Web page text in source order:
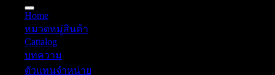
Home
หมวดหมู่สินค้า
Cattalog
บทความ
ตัวแทนจำหน่าย